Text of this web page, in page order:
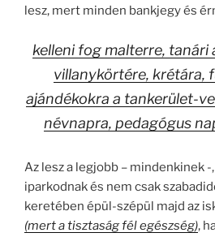
lesz, mert minden bankjegy és
kelleni fog malterre, tanári
villanykörtére, krétára,
ajándékokra a tankerület-
névnapra, pedagógus
Az lesz a legjobb – mindenkinek -
iparkodnak és nem csak
keretében épül-szépül majd az
(mert a tisztaság fél egészség),